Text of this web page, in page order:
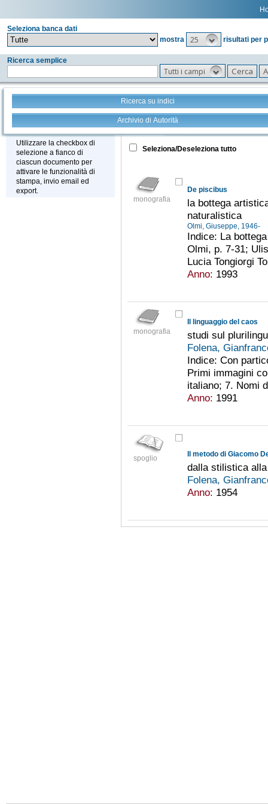
Seleziona banca dati
mostra
25 risultati per
Ricerca semplice
Tutti i campi
Ricerca su indici
Archivio di Autorità
Stampa - Email - Export
Utilizzare la checkbox di
selezione a fianco di
ciascun documento per
attivare le funzionalità di
stampa, invio email ed
export.
Tutto +
Seleziona/Deseleziona tutto
monografia
De piscibus
la bottega
naturalistica
Olmi, Giuseppe, 1946-
Indice: La
Olmi, p. 7-31;
Lucia Tongiorgi
Anno: 1993
monografia
Il linguaggio del caos
studi sul
Folena,
Indice: Con
Primi immagini
italiano; 7. Nomi
Anno: 1991
spoglio Il metodo di Giacomo
dalla stilistica
Folena,
Anno: 1954